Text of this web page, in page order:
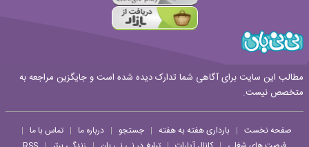
مطالب این سایت برای آگاهی شما تدارک دیده شده است و جایگزین مراجعه به
متخصص نیست.
صفحه نخست | بارداری هفته به هفته | جستجو | درباره ما | تماس با ما |